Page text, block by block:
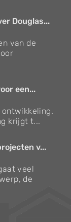
Douglas...
van de
een...
krijgt t...
v...
veel
de